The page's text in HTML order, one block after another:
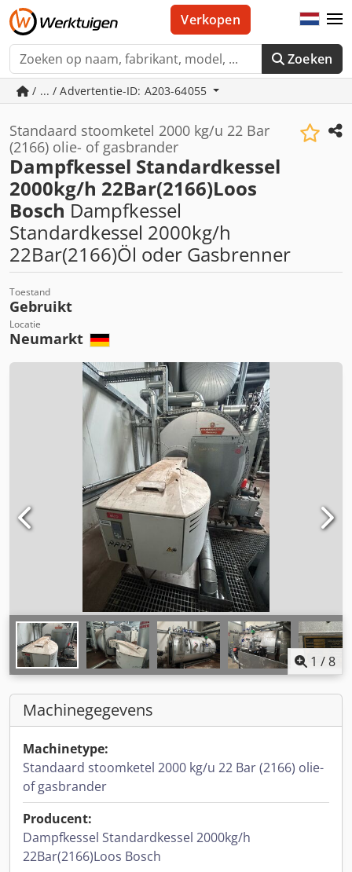
Zoeken
Verkopen
/ ... / Advertentie-ID: A203-64055
Standaard stoomketel 2000 kg/u 22 Bar
(2166) olie- of gasbrander
Dampfkessel Standardkessel
2000kg/h 22Bar(2166)Loos
Bosch Dampfkessel
Standardkessel 2000kg/h
22Bar(2166)Öl oder Gasbrenner
Toestand
Gebruikt
Locatie
Neumarkt
1 /8
Machinegegevens
Machinetype:
Standaard stoomketel 2000 kg/u 22 Bar (2166) olie-
of gasbrander
Producent:
Dampfkessel Standardkessel 2000kg/h
22Bar(2166)Loos Bosch